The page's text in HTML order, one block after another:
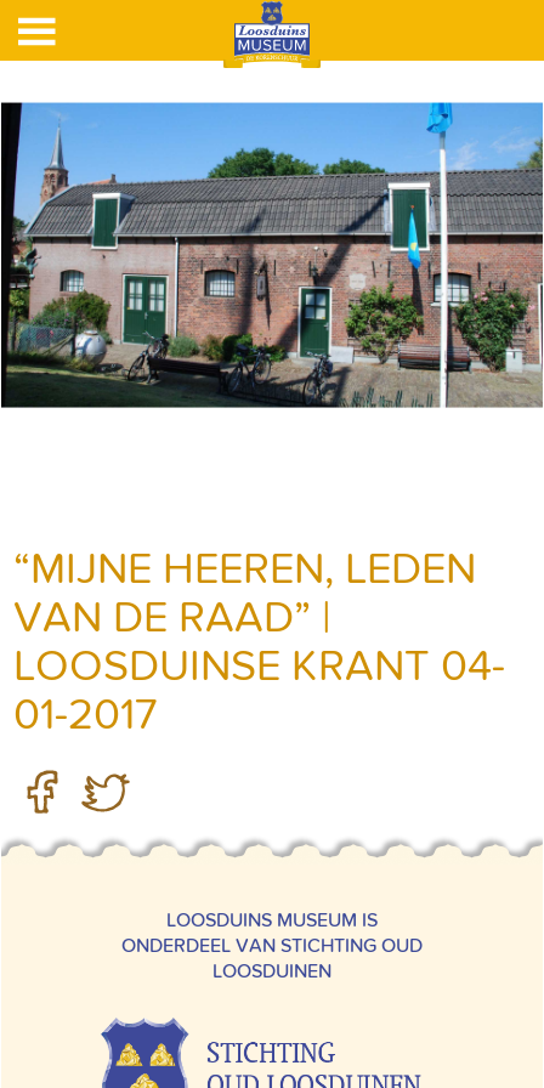
“MIJNE HEEREN, LEDEN
VAN DE RAAD” |
LOOSDUINSE KRANT 04-
01-2017
LOOSDUINS MUSEUM IS
ONDERDEEL VAN STICHTING OUD
LOOSDUINEN